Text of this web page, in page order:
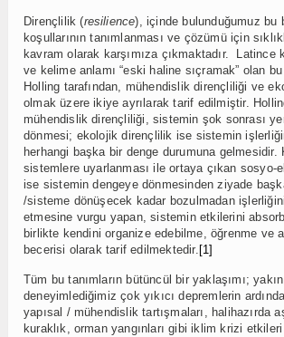
Dirençlilik (resilience), içinde bulunduğumuz bu
koşullarının tanımlanması ve çözümü için
kavram olarak karşımıza çıkmaktadır. Latince
ve kelime anlamı “eski haline sıçramak” olan
Holling tarafından, mühendislik dirençliliği ve
olmak üzere ikiye ayrılarak tarif edilmiştir.
mühendislik dirençliliği, sistemin şok sonrası
dönmesi; ekolojik dirençlilik ise sistemin
herhangi başka bir denge durumuna gelmesidir.
sistemlere uyarlanması ile ortaya çıkan sosyo-
ise sistemin dengeye dönmesinden ziyade
/sisteme dönüşecek kadar bozulmadan
etmesine vurgu yapan, sistemin etkilerini
birlikte kendini organize edebilme, öğrenme ve
becerisi olarak tarif edilmektedir. [1]
Tüm bu tanımların bütüncül bir yaklaşımı;
deneyimlediğimiz çok yıkıcı depremlerin
yapısal / mühendislik tartışmaları, halihazırda
kuraklık, orman yangınları gibi iklim krizi